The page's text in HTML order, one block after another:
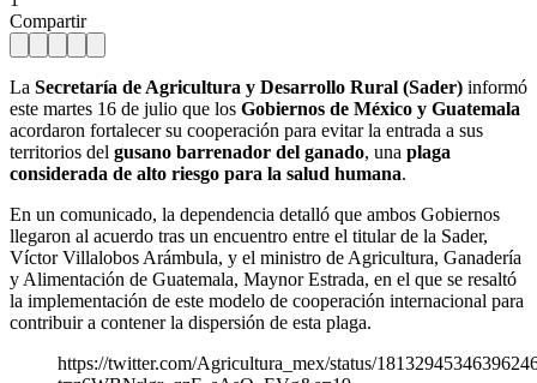
Compartir
La Secretaría de Agricultura y Desarrollo Rural (Sader) informó
este martes 16 de julio que los Gobiernos de México y Guatemala
acordaron fortalecer su cooperación para evitar la entrada a sus
territorios del gusano barrenador del ganado, una plaga
considerada de alto riesgo para la salud humana.
En un comunicado, la dependencia detalló que ambos Gobiernos
llegaron al acuerdo tras un encuentro entre el titular de la Sader,
Víctor Villalobos Arámbula, y el ministro de Agricultura, Ganadería
y Alimentación de Guatemala, Maynor Estrada, en el que se resaltó
la implementación de este modelo de cooperación internacional para
contribuir a contener la dispersión de esta plaga.
https://twitter.com/Agricultura_mex/status/